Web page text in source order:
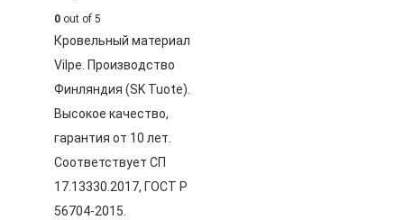
0 out of 5
Кровельный материал
Vilpe. Производство
Финляндия (SK Tuote).
Высокое качество,
гарантия от 10 лет.
Соответствует СП
17.13330.2017, ГОСТ Р
56704-2015.